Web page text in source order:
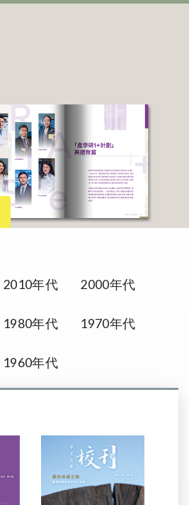
2010年代 2000年代
1980年代 1970年代
1960年代